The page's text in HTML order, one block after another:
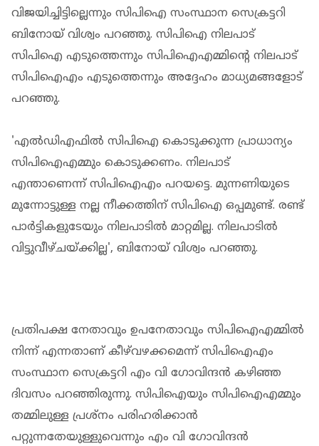
വിജയിച്ചിട്ടില്ലെന്നും സിപിഐ സംസ്ഥാന സെക്രട്ടറി
ബിനോയ് വിശ്വം പറഞ്ഞു. സിപിഐ നിലപാട്
സിപിഐ എടുത്തെന്നും സിപിഐഎമ്മിന്റെ നിലപാട്
സിപിഐഎം എടുത്തെന്നും അദ്ദേഹം മാധ്യമങ്ങളോട്
പറഞ്ഞു.
'എല്‍ഡിഎഫില്‍ സിപിഐ കൊടുക്കുന്ന പ്രാധാന്യം
സിപിഐഎമ്മും കൊടുക്കണം. നിലപാട്
എന്താണെന്ന് സിപിഐഎം പറയട്ടെ. മുന്നണിയുടെ
മുന്നോട്ടുള്ള നല്ല നീക്കത്തിന് സിപിഐ ഒപ്പമുണ്ട്. രണ്ട്
പാര്‍ട്ടികളുടേയും നിലപാടില്‍ മാറ്റമില്ല. നിലപാടില്‍
വിട്ടുവീഴ്ചയ്ക്കില്ല', ബിനോയ് വിശ്വം പറഞ്ഞു.
പ്രതിപക്ഷ നേതാവും ഉപനേതാവും സിപിഐഎമ്മില്‍
നിന്ന് എന്നതാണ് കീഴ്‌വഴക്കമെന്ന് സിപിഐഎം
സംസ്ഥാന സെക്രട്ടറി എം വി ഗോവിന്ദന്‍ കഴിഞ്ഞ
ദിവസം പറഞ്ഞിരുന്നു. സിപിഐയും സിപിഐഎമ്മും
തമ്മിലുള്ള പ്രശ്‌നം പരിഹരിക്കാന്‍
പറ്റുന്നതേയുള്ളുവെന്നും എം വി ഗോവിന്ദന്‍